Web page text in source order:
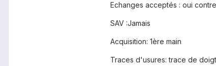
Echanges acceptés : oui
SAV :Jamais
Acquisition: 1ère main
Traces d'usures: trace de